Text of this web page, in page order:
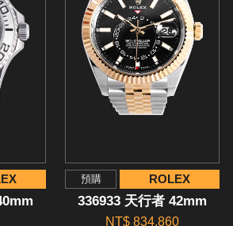
預購 ROLEX
336933 天行者 42mm
NT$ 834,860